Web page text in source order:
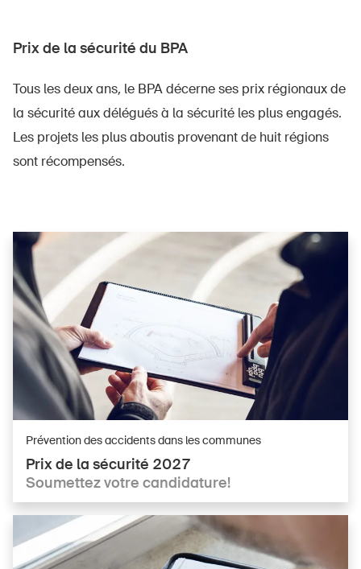
Prix de la sécurité du BPA
Tous les deux ans, le BPA décerne ses prix régionaux de
la sécurité aux délégués à la sécurité les plus engagés.
Les projets les plus aboutis provenant de huit régions
sont récompensés.
Prix de la sécurité 2027
Soumettez votre candidature!
Prévention des accidents dans les communes